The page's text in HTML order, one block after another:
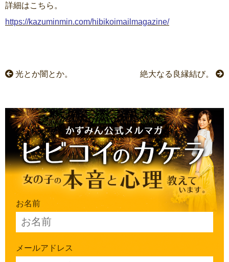
詳細はこちら。
https://kazuminmin.com/hibikoimailmagazine/
絶大なる良縁結び。
光とか闇とか。
お名前
メールアドレス